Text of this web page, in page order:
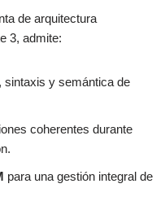
de arquitectura
3, admite:
sintaxis y semántica de
coherentes durante
para una gestión integral de